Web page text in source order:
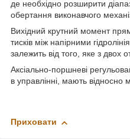
де необхідно розширити
обертання виконавчого
Вихідний крутний момент
тисків між напірними
залежить від того, яке з двох
Аксіально-поршневі
в управлінні, мають відносно
Приховати